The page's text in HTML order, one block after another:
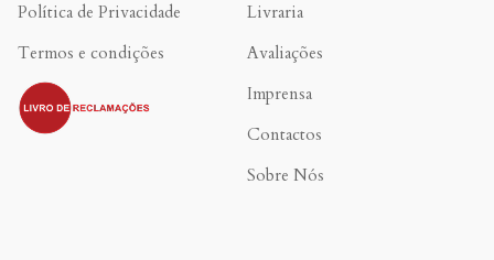
Política de Privacidade
Termos e condições
.
Livraria
Avaliações
Imprensa
Contactos
Sobre Nós